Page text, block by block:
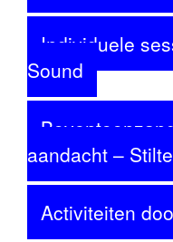
Individuele
Sound
aandacht –
Activiteiten